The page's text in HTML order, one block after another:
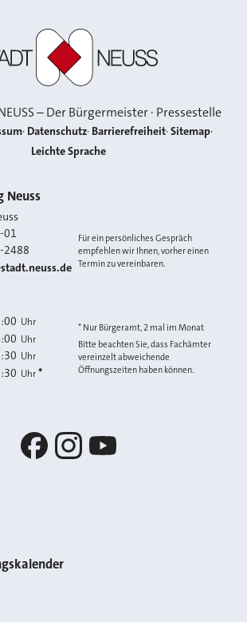
NEUSS – Der Bürgermeister · Pressestelle
Datenschutz Barrierefreiheit Sitemap
Leichte Sprache
Neuss
01
2488
Für ein persönliches Gespräch
empfehlen wir Ihnen, vorher einen
Termin zu vereinbaren.
Uhr
Uhr
Uhr
Uhr *
* Nur Bürgeramt, 2 mal im Monat
Bitte beachten Sie, dass Fachämter
vereinzelt abweichende
Öffnungszeiten haben können.